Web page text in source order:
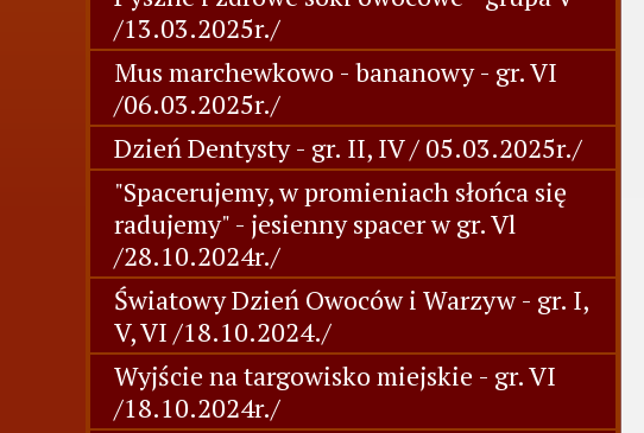
/13.03.2025r./
Mus marchewkowo - bananowy - gr. VI
/06.03.2025r./
Dzień Dentysty - gr. II, IV / 05.03.2025r./
"Spacerujemy, w promieniach słońca się
radujemy" - jesienny spacer w gr. Vl
/28.10.2024r./
Światowy Dzień Owoców i Warzyw - gr. I,
V, VI /18.10.2024./
Wyjście na targowisko miejskie - gr. VI
/18.10.2024r./